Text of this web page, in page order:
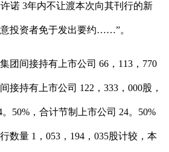
诺 3年内不让渡本次向其刊行的新
投资者免于发出要约……”。
间接持有上市公司 66，113，770
接持有上市公司 122，333，000股，
50%，合计节制上市公司 24。50%
数量 1，053，194，035股计较，本